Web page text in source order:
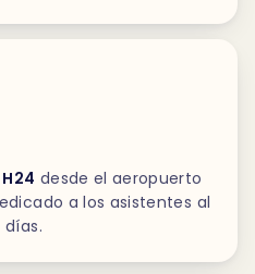
H24 desde el aeropuerto
a los asistentes al